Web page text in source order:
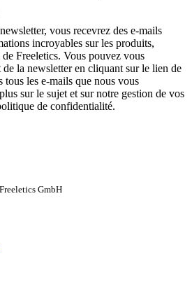
vous recevrez des e-mails
incroyables sur les produits,
Freeletics. Vous pouvez vous
la newsletter en cliquant sur le lien de
tous les e-mails que nous vous
sur le sujet et sur notre gestion de vos
de confidentialité.
GmbH